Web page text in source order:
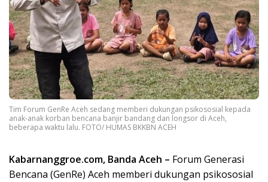
Tim Forum GenRe Aceh sedang memberi dukungan psikososial kepada
anak-anak korban bencana banjir bandang dan longsor di Aceh,
beberapa waktu lalu. FOTO/ HUMAS BKKBN ACEH
Kabarnanggroe.com, Banda Aceh – Forum Generasi
Bencana (GenRe) Aceh memberi dukungan psikososial